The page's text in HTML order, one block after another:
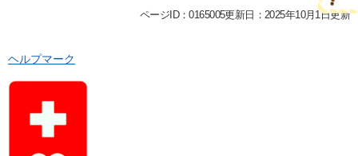
ページID：0165005更新日：2025年10月1日更新
ヘルプマーク